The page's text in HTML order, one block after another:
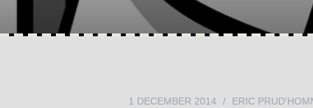
1 DECEMBER 2014 / ERIC